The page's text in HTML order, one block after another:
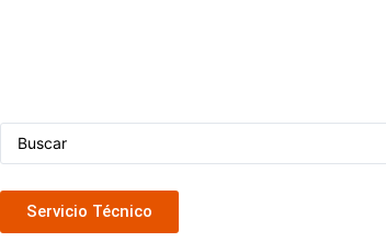
Servicio Técnico